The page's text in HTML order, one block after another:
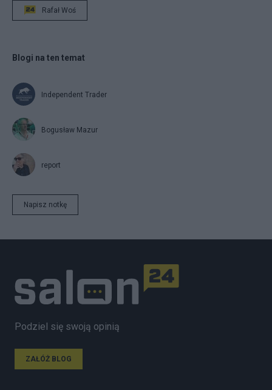
Rafał Woś
Blogi na ten temat
Independent Trader
Bogusław Mazur
report
Napisz notkę
Podziel się swoją opinią
ZAŁÓŻ BLOG